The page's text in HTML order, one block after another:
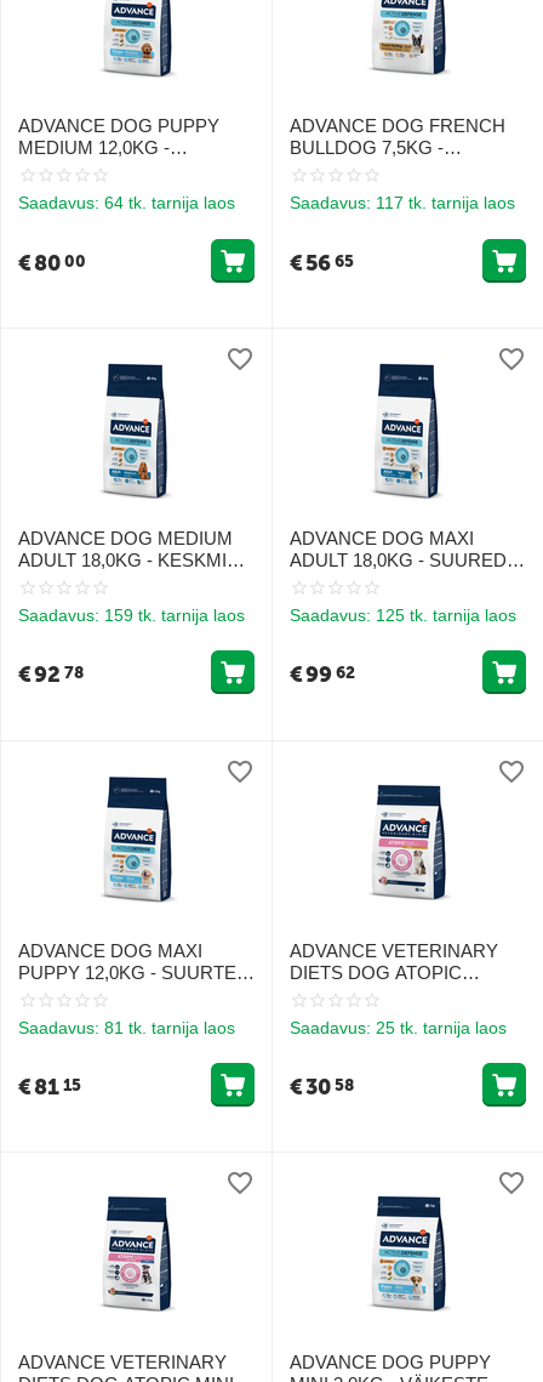
ADVANCE DOG PUPPY
MEDIUM 12,0KG -
KESKMISTE TÕUGUDE
RIISIGA)
Saadavus: 64 tk. tarnija laos
€8000
ADVANCE DOG FRENCH
BULLDOG 7,5KG -
PRANTSUSE BULLDOGI
Saadavus: 117 tk. tarnija laos
€5665
ADVANCE DOG MEDIUM
ADULT 18,0KG - KESKMISE
TÕUGU KOERTELE (KANA
Saadavus: 159 tk. tarnija laos
€92 78
ADVANCE DOG MAXI
ADULT 18,0KG - SUURED
TÕUG KODULOOMADELE
Saadavus: 125 tk. tarnija laos
€9962
ADVANCE DOG MAXI
PUPPY 12,0KG - SUURTE
TÕUGUDE KOERTNADELE
Saadavus: 81 tk. tarnija laos
€8115
ADVANCE VETERINARY
DIETS DOG ATOPIC
RABBIT 3KG - KESKMISE
TÄISKASVANUD
ATOOPILINE DERMATIIT
Saadavus: 25 tk. tarnija laos
€3058
ADVANCE VETERINARY
ADVANCE DOG PUPPY